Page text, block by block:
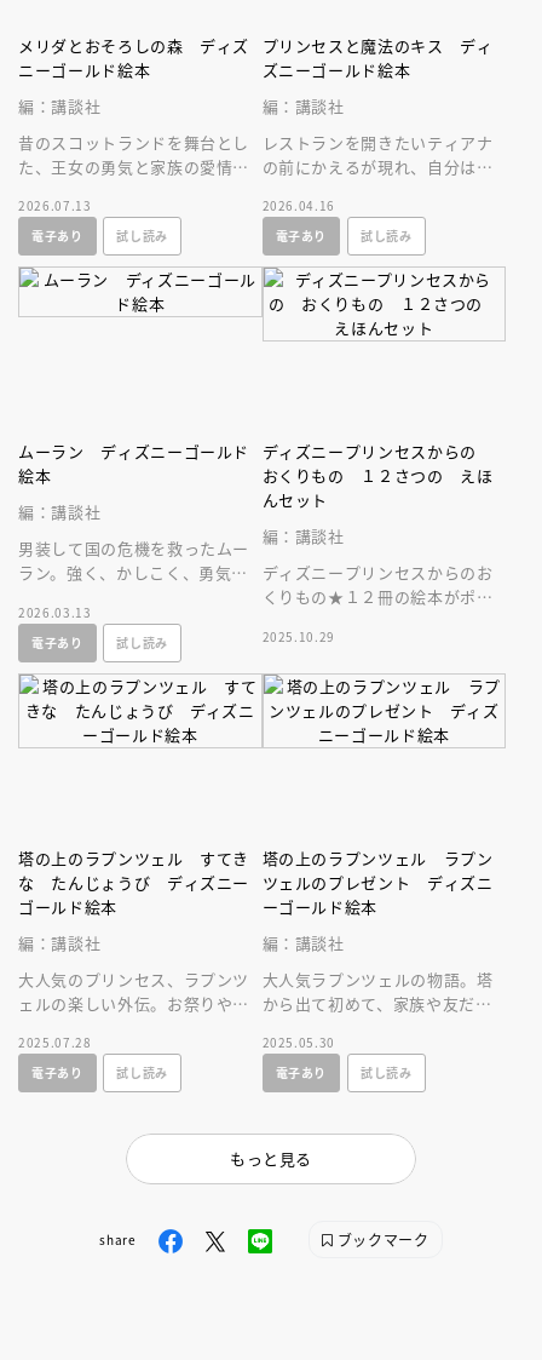
メリダとおそろしの森 ディズ
ニーゴールド絵本
編：講談社
昔のスコットランドを舞台とし
た、王女の勇気と家族の愛情の
ー賞受賞作のゴールド絵本、リ
ニューアル版
2026.07.13
電子あり
試し読み
プリンセスと魔法のキス ディ
ズニーゴールド絵本
編：講談社
レストランを開きたいティアナ
の前にかえるが現れ、自分は王
われキスすると、ティアナもか
えるに！
2026.04.16
電子あり
試し読み
ムーラン ディズニーゴールド
絵本
編：講談社
男装して国の危機を救ったムー
ラン。強く、かしこく、勇気あ
にぜひ読ませたい名作！
2026.03.13
電子あり
試し読み
ディズニープリンセスからの
おくりもの １２さつの えほ
んセット
編：講談社
ディズニープリンセスからのお
くりもの★１２冊の絵本がポケ
ペシャルな一冊。プレゼントに
も最適♪
2025.10.29
塔の上のラプンツェル すてき
な たんじょうび ディズニー
ゴールド絵本
編：講談社
大人気のプリンセス、ラプンツ
ェルの楽しい外伝。お祭りやお
載の物語！
2025.07.28
電子あり
試し読み
塔の上のラプンツェル ラプン
ツェルのプレゼント ディズニ
ーゴールド絵本
編：講談社
大人気ラプンツェルの物語。塔
から出て初めて、家族や友だち
台の、幸せな気持ちになれるお
話です。
2025.05.30
電子あり
試し読み
もっと見る
share ブックマーク